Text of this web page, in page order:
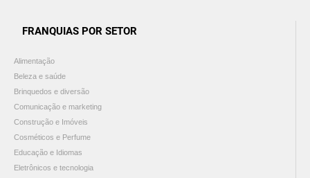
FRANQUIAS POR SETOR
Alimentação
Beleza e saúde
Brinquedos e diversão
Comunicação e marketing
Construção e Imóveis
Cosméticos e Perfume
Educação e Idiomas
Eletrônicos e tecnologia